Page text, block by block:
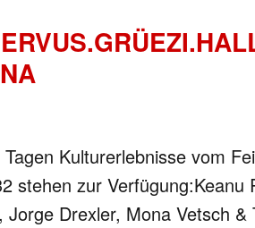
Kulturerlebnisse vom
stehen zur
Drexler, Mona Vetsch